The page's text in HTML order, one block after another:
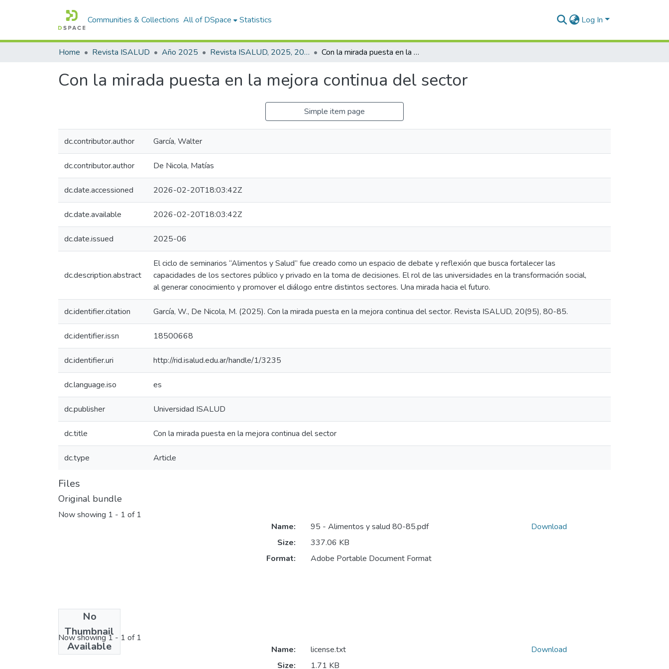
Communities & Collections All of DSpace Statistics Log In
Home Revista ISALUD Año 2025 Revista ISALUD, 2025, 20(95) Con la mirada puesta en la mejora continua del sector
Con la mirada puesta en la mejora continua del sector
Simple item page
dc.contributor.author García, Walter
dc.contributor.author De Nicola, Matías
dc.date.accessioned 2026-02-20T18:03:42Z
dc.date.available 2026-02-20T18:03:42Z
dc.date.issued 2025-06
dc.description.abstract
El ciclo de seminarios “Alimentos y Salud” fue creado como un espacio de debate y reflexión que busca fortalecer las
capacidades de los sectores público y privado en la toma de decisiones. El rol de las universidades en la transformación social,
al generar conocimiento y promover el diálogo entre distintos sectores. Una mirada hacia el futuro.
dc.identifier.citation García, W., De Nicola, M. (2025). Con la mirada puesta en la mejora continua del sector. Revista ISALUD, 20(95), 80-85.
dc.identifier.issn 18500668
dc.identifier.uri http://rid.isalud.edu.ar/handle/1/3235
dc.language.iso es
dc.publisher Universidad ISALUD
dc.title Con la mirada puesta en la mejora continua del sector
dc.type Article
Files
Original bundle
Now showing 1 - 1 of 1
No
Thumbnail
Available
Name:
95 - Alimentos y salud 80-85.pdf
Size:
337.06 KB
Format:
Adobe Portable Document Format
Download
License bundle
Now showing1 - 1 of 1
Name:
license.txt
Size:
1.71 KB
Download